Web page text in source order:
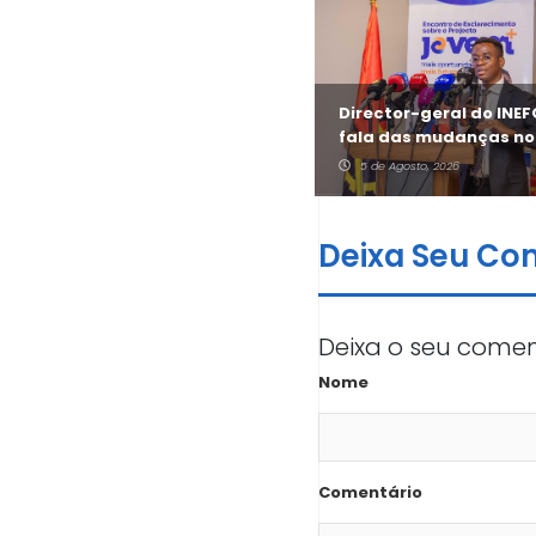
Director-geral do
fala das mudanças no
Jovem +
5 de Agosto, 2026
Deixa Seu
Deixa o seu
Nome
Comentário